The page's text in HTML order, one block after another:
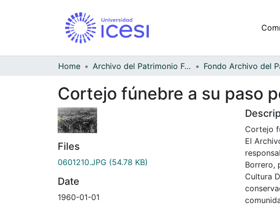
Home Archivo del Patrimonio Fotográfico y Fílmico del Valle del Cauca
Cortejo fúnebre a su paso
Files
0601210.JPG (54.78 KB)
Date
1960-01-01
Cortejo
El
Borrero,
Cultura